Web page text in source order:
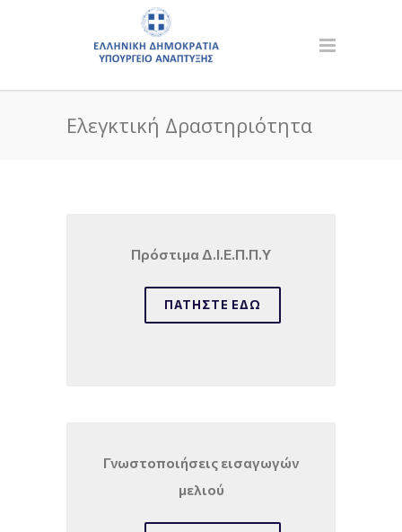
Ελεγκτική Δραστηριότητα
Πρόστιμα Δ.Ι.Ε.Π.Π.Υ
ΠΑΤΉΣΤΕ ΕΔΏ
Γνωστοποιήσεις εισαγωγών
μελιού